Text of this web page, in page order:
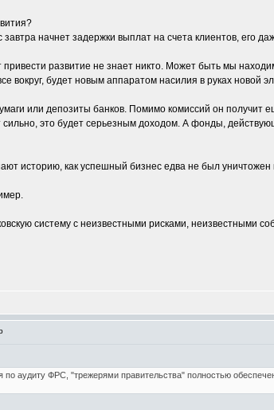
начнет задержки выплат на счета клиентов, его
развитие не знает никто. Может быть мы
вокруг, будет новым аппаратом насилия в руках новой
или депозиты банков. Помимо комиссий он
это будет серьезным доходом. А фонды,
историю, как успешный бизнес едва не был
систему с неизвестными рисками, неизвестными
аудиту ФРС, "трежерями правительства" полностью